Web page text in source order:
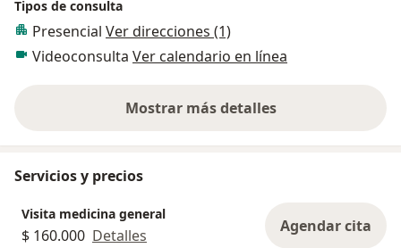
Tipos de consulta
Presencial Ver direcciones (1)
Videoconsulta Ver calendario en línea
Mostrar más detalles
sobre la experiencia
Servicios y precios
Visita medicina general
$ 160.000 Detalles Agendar cita